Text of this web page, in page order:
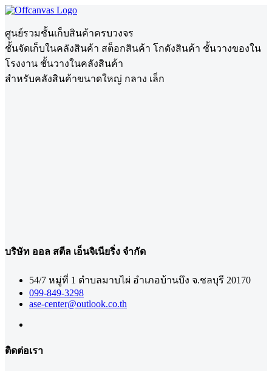
ศูนย์รวมชั้นเก็บสินค้าครบวงจร
ชั้นจัดเก็บในคลังสินค้า สต็อกสินค้า โกดังสินค้า ชั้นวางของใน
โรงงาน ชั้นวางในคลังสินค้า
สำหรับคลังสินค้าขนาดใหญ่ กลาง เล็ก
บริษัท ออล สตีล เอ็นจิเนียริ่ง จำกัด
54/7 หมู่ที่ 1 ตำบลมาบไผ่ อำเภอบ้านบึง จ.ชลบุรี 20170
099-849-3298
ase-center@outlook.co.th
ติดต่อเรา